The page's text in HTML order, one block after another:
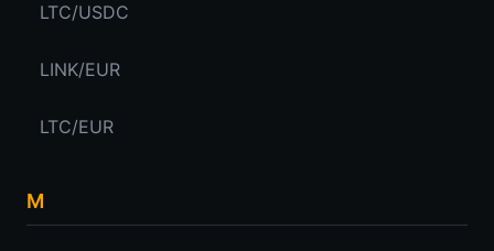
LTC/USDC
LINK/EUR
LTC/EUR
M